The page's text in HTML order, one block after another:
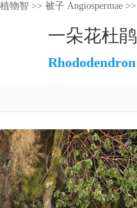
植物智 >> 被子 Angiospermae >>
一朵花杜鹃
Rhododendron